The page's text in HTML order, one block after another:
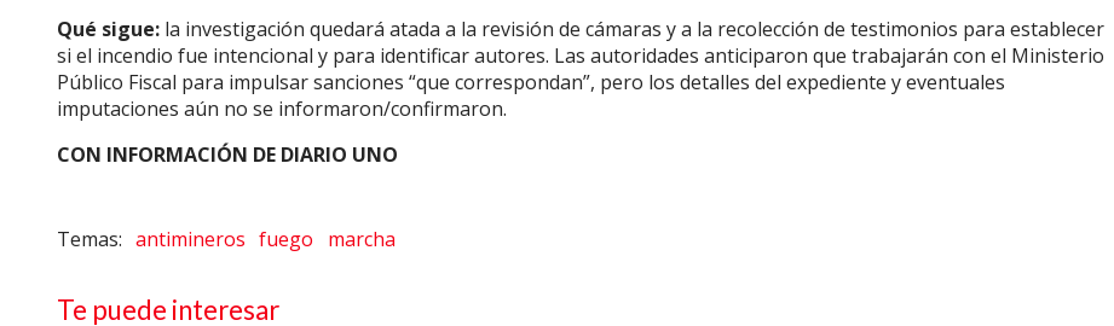
Qué sigue: la investigación quedará atada a la revisión de cámaras y a la recolección de testimonios para establecer
si el incendio fue intencional y para identificar autores. Las autoridades anticiparon que trabajarán con el Ministerio
Público Fiscal para impulsar sanciones “que correspondan”, pero los detalles del expediente y eventuales
imputaciones aún no se informaron/confirmaron.
CON INFORMACIÓN DE DIARIO UNO
antimineros fuego marcha
Te puede interesar